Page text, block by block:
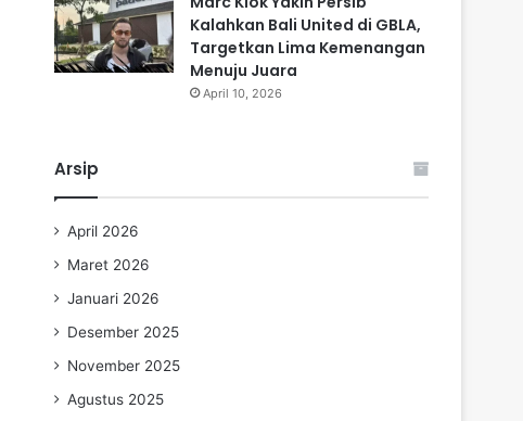
Kalahkan Bali United di GBLA,
Targetkan Lima Kemenangan
Menuju Juara
April 10, 2026
Arsip
April 2026
Maret 2026
Januari 2026
Desember 2025
November 2025
Agustus 2025